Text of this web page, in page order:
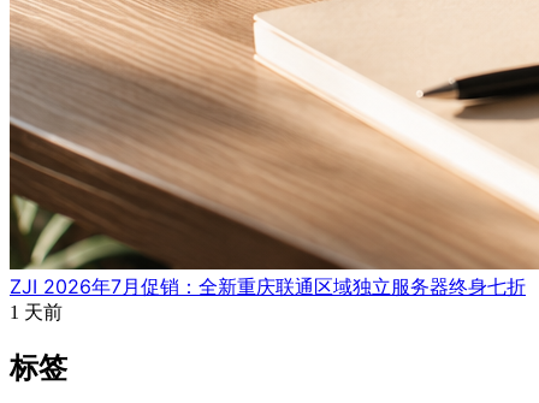
ZJI 2026年7月促销：全新重庆联通区域独立服务器终身七折
1 天前
标签